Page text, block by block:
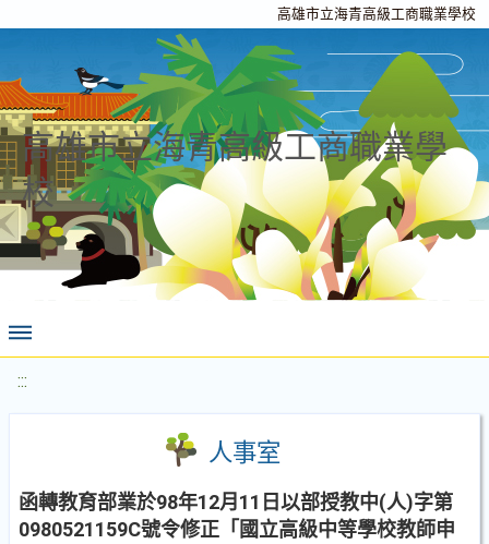
高雄市立海青高級工商職業學校
高雄市立海青高級工商職業學
校
:::
人事室
函轉教育部業於98年12月11日以部授教中(人)字第
0980521159C號令修正「國立高級中等學校教師申